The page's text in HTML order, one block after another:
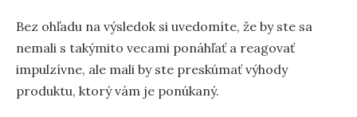
Bez ohľadu na výsledok si uvedomíte, že by ste sa
nemali s takýmito vecami ponáhľať a reagovať
impulzívne, ale mali by ste preskúmať výhody
produktu, ktorý vám je ponúkaný.